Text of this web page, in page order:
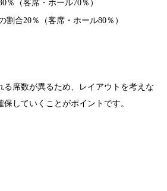
％（客席・ホール70％）
割合20％（客席・ホール80％）
る席数が異るため、レイアウトを考えな
していくことがポイントです。